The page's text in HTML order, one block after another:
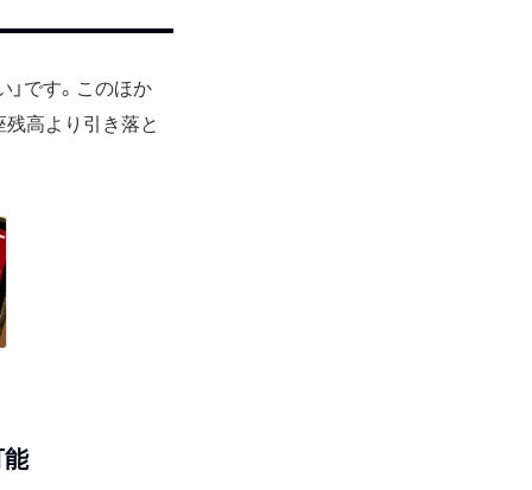
」です。このほか
残高より引き落と
能